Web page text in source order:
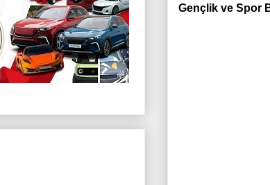
Gençlik ve Spor